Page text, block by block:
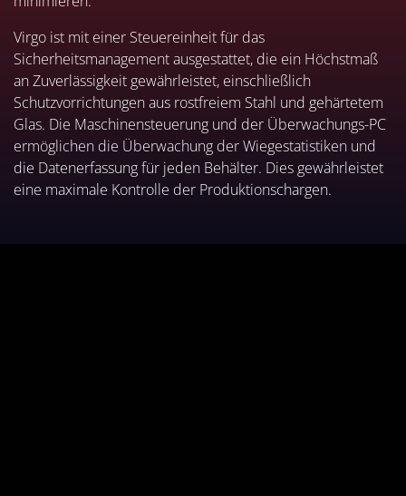
Virgo ist mit einer Steuereinheit für das
Sicherheitsmanagement ausgestattet, die ein Höchstmaß
an Zuverlässigkeit gewährleistet, einschließlich
Schutzvorrichtungen aus rostfreiem Stahl und gehärtetem
Glas. Die Maschinensteuerung und der Überwachungs-PC
ermöglichen die Überwachung der Wiegestatistiken und
die Datenerfassung für jeden Behälter. Dies gewährleistet
eine maximale Kontrolle der Produktionschargen.